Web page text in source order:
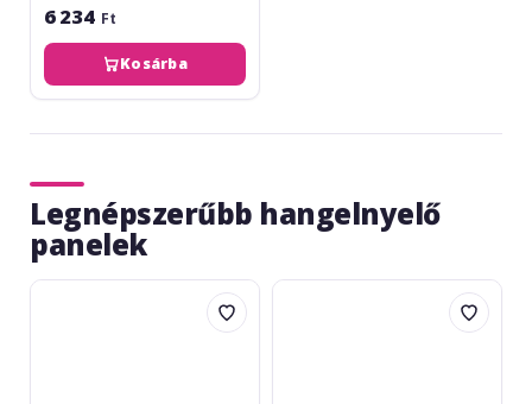
6 234 Ft
Kosárba
Legnépszerűbb hangelnyelő
panelek
SoundCreation
SoundCreation